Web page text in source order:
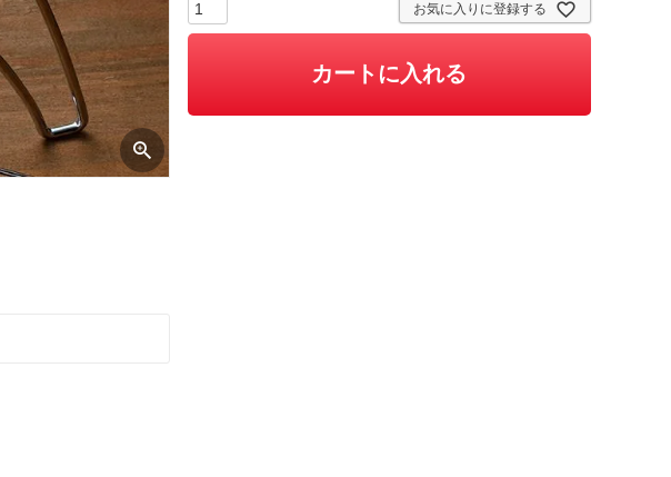
お気に入りに登録する
カートに入れる